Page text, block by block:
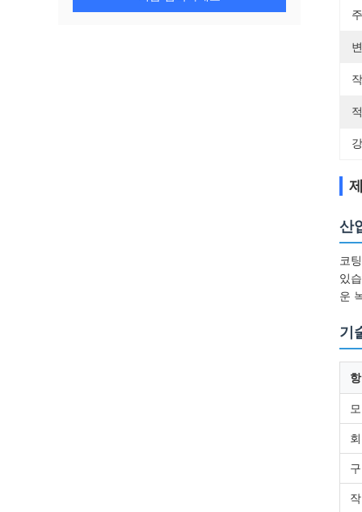
산
코
있
운
기